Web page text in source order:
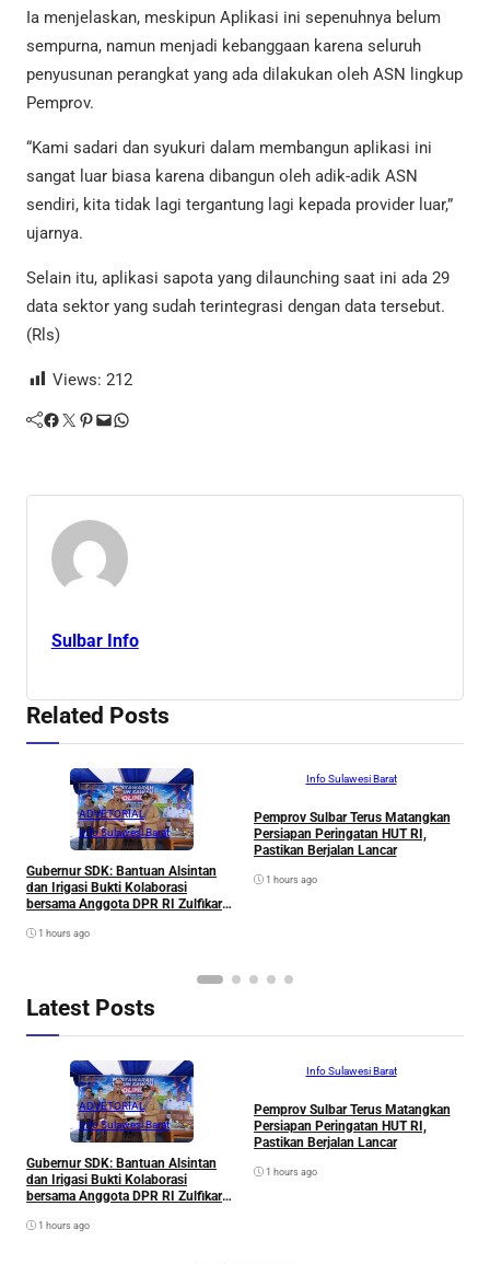
Ia menjelaskan, meskipun Aplikasi ini sepenuhnya belum
sempurna, namun menjadi kebanggaan karena seluruh
penyusunan perangkat yang ada dilakukan oleh ASN lingkup
Pemprov.
“Kami sadari dan syukuri dalam membangun aplikasi ini
sangat luar biasa karena dibangun oleh adik-adik ASN
sendiri, kita tidak lagi tergantung lagi kepada provider luar,”
ujarnya.
Selain itu, aplikasi sapota yang dilaunching saat ini ada 29
data sektor yang sudah terintegrasi dengan data tersebut.
(Rls)
Views: 212
Facebook Twitter Pinterest Mail WhatsApp
Sulbar Info
Related Posts
ADVETORIAL
Info Sulawesi Barat
Gubernur SDK: Bantuan Alsintan
dan Irigasi Bukti Kolaborasi
bersama Anggota DPR RI Zulfikar
1 hours ago
Info Sulawesi Barat
Pemprov Sulbar Terus Matangkan
Persiapan Peringatan HUT RI,
Pastikan Berjalan Lancar
1 hours ago
Latest Posts
ADVETORIAL
Info Sulawesi Barat
Gubernur SDK: Bantuan Alsintan
dan Irigasi Bukti Kolaborasi
bersama Anggota DPR RI Zulfikar
1 hours ago
Info Sulawesi Barat
Pemprov Sulbar Terus Matangkan
Persiapan Peringatan HUT RI,
Pastikan Berjalan Lancar
1 hours ago